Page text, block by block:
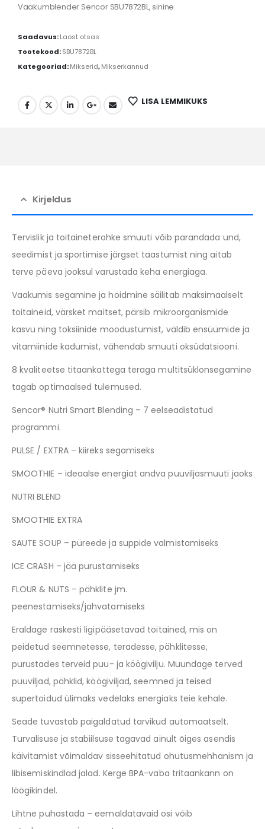
Vaakumblender Sencor SBU7872BL, sinine
Saadavus:Laost otsas
Tootekood:SBU7872BL
Kategooriad:Mikserid,Mikserkannud
LISA LEMMIKUKS
Kirjeldus
Tervislik ja toitaineterohke smuuti võib parandada und,
seedimist ja sportimise järgset taastumist ning aitab
terve päeva jooksul varustada keha energiaga.
Vaakumis segamine ja hoidmine säilitab maksimaalselt
toitaineid, värsket maitset, pärsib mikroorganismide
kasvu ning toksiinide moodustumist, väldib ensüümide ja
vitamiinide kadumist, vähendab smuuti oksüdatsiooni.
8 kvaliteetse titaankattega teraga multitsüklonsegamine
tagab optimaalsed tulemused.
Sencor® Nutri Smart Blending – 7 eelseadistatud
programmi.
PULSE / EXTRA – kiireks segamiseks
SMOOTHIE – ideaalse energiat andva puuviljasmuuti jaoks
NUTRI BLEND
SMOOTHIE EXTRA
SAUTE SOUP – püreede ja suppide valmistamiseks
ICE CRASH – jää purustamiseks
FLOUR & NUTS – pähklite jm.
peenestamiseks/jahvatamiseks
Eraldage raskesti ligipääsetavad toitained, mis on
peidetud seemnetesse, teradesse, pähklitesse,
purustades terveid puu- ja köögivilju. Muundage terved
puuviljad, pähklid, köögiviljad, seemned ja teised
supertoidud ülimaks vedelaks energiaks teie kehale.
Seade tuvastab paigaldatud tarvikud automaatselt.
Turvalisuse ja stabiilsuse tagavad ainult õiges asendis
käivitamist võimaldav sisseehitatud ohutusmehhanism ja
libisemiskindlad jalad. Kerge BPA-vaba tritaankann on
löögikindel.
Lihtne puhastada – eemaldatavaid osi võib